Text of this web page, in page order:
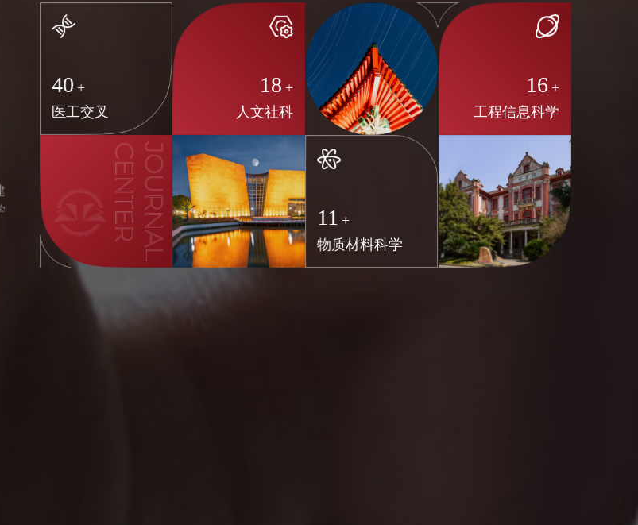
40 +
医工交叉
18 +
人文社科
16 +
工程信息科学
11 +
物质材料科学